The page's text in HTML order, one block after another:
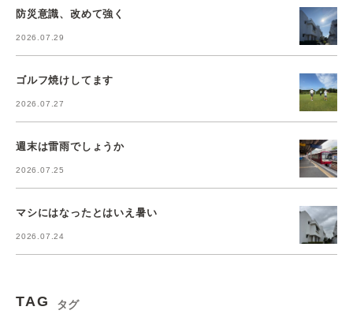
防災意識、改めて強く
2026.07.29
ゴルフ焼けしてます
2026.07.27
週末は雷雨でしょうか
2026.07.25
マシにはなったとはいえ暑い
2026.07.24
TAG タグ